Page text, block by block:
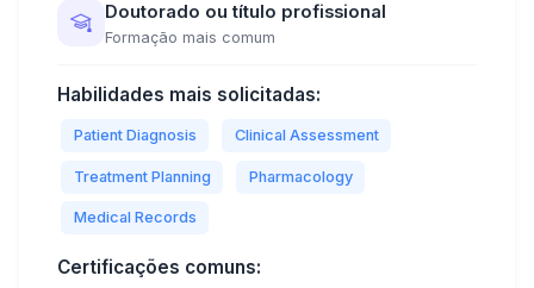
Doutorado ou título profissional
Formação mais comum
Habilidades mais solicitadas:
Patient Diagnosis Clinical Assessment
Treatment Planning Pharmacology
Medical Records
Certificações comuns: